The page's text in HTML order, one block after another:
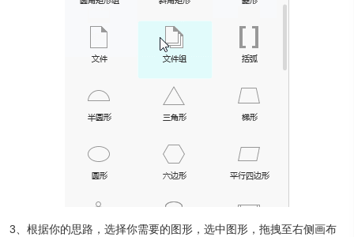
3、根据你的思路，选择你需要的图形，选中图形，拖拽至右侧画布